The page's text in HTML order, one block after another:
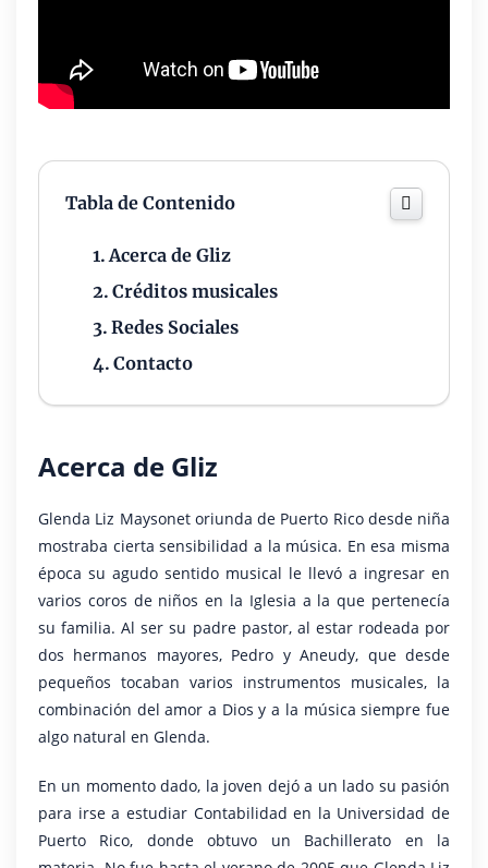
Tabla de Contenido
Acerca de Gliz
Créditos musicales
Redes Sociales
Contacto
Acerca de Gliz
Glenda Liz Maysonet oriunda de Puerto Rico desde niña
mostraba cierta sensibilidad a la música. En esa misma
época su agudo sentido musical le llevó a ingresar en
varios coros de niños en la Iglesia a la que pertenecía
su familia. Al ser su padre pastor, al estar rodeada por
dos hermanos mayores, Pedro y Aneudy, que desde
pequeños tocaban varios instrumentos musicales, la
combinación del amor a Dios y a la música siempre fue
algo natural en Glenda.
En un momento dado, la joven dejó a un lado su pasión
para irse a estudiar Contabilidad en la Universidad de
Puerto Rico, donde obtuvo un Bachillerato en la